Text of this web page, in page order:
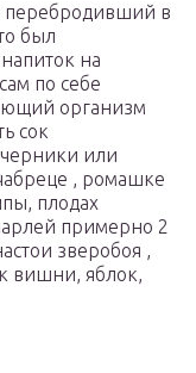
перебродивший в
был
на
по себе
организм
сок
или
, ромашке
плодах
примерно 2
зверобоя ,
вишни, яблок,